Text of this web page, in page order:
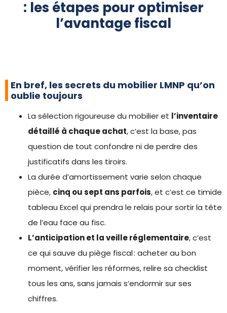
: les étapes pour optimiser
l’avantage fiscal
En bref, les secrets du mobilier LMNP qu’on
oublie toujours
La sélection rigoureuse du mobilier et l’inventaire
détaillé à chaque achat, c’est la base, pas
question de tout confondre ni de perdre des
justificatifs dans les tiroirs.
La durée d’amortissement varie selon chaque
pièce, cinq ou sept ans parfois, et c’est ce timide
tableau Excel qui prendra le relais pour sortir la tête
de l’eau face au fisc.
L’anticipation et la veille réglementaire, c’est
ce qui sauve du piège fiscal : acheter au bon
moment, vérifier les réformes, relire sa checklist
tous les ans, sans jamais s’endormir sur ses
chiffres.